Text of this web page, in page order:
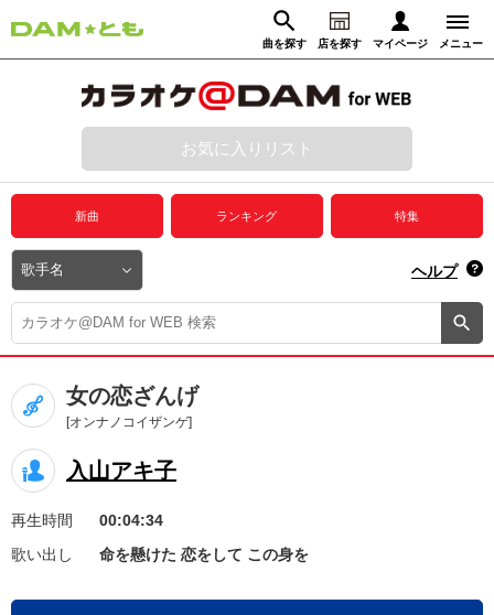
曲を探す 店を探す マイページ メニュー
動画からさがす 録音からさがす
ログイン
プレミアムサービス
DAM★とも動画
DAM★とも録音
カラオケ＠DAM
ユーザー検索
キャンペーン
お知らせ よくあるご質問
DAMの新曲・ランキングなど
お気に入りリスト
新曲 ランキング 特集
ヘルプ
女の恋ざんげ
[オンナノコイザンゲ]
入山アキ子
再生時間
00:04:34
歌い出し
命を懸けた 恋をして この身を